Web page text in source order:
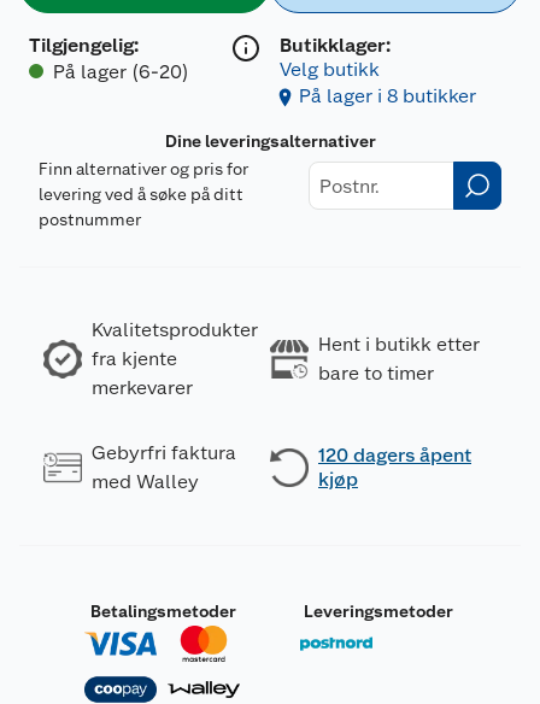
Tilgjengelig:
På lager (6-20)
Butikklager:
Velg butikk
På lager i 8 butikker
Dine leveringsalternativer
Finn alternativer og pris for
levering ved å søke på ditt
postnummer
Kvalitetsprodukter
fra kjente
merkevarer
Hent i butikk etter
bare to timer
Gebyrfri faktura
med Walley
120 dagers åpent
kjøp
Betalingsmetoder Leveringsmetoder